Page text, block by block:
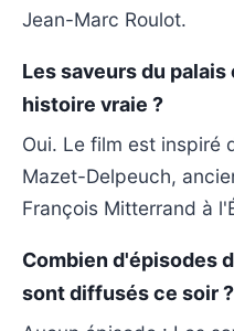
Jean-Marc Roulot.
Les saveurs du
histoire vraie ?
Oui. Le film est inspiré
Mazet-Delpeuch,
François Mitterrand à
Combien d'épisodes
sont diffusés ce soir ?